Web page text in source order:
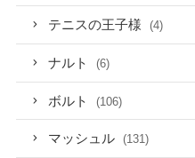
テニスの王子様 (4)
ナルト (6)
ボルト (106)
マッシュル (131)